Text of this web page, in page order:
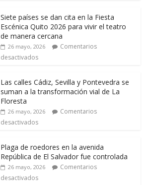
Siete países se dan cita en la Fiesta
Escénica Quito 2026 para vivir el teatro
de manera cercana
26 mayo, 2026
Comentarios
desactivados
Las calles Cádiz, Sevilla y Pontevedra se
suman a la transformación vial de La
Floresta
26 mayo, 2026
Comentarios
desactivados
Plaga de roedores en la avenida
República de El Salvador fue controlada
26 mayo, 2026
Comentarios
desactivados